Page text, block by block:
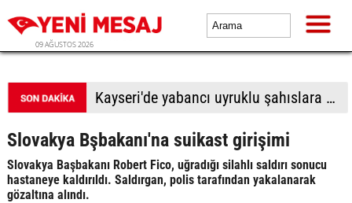
09 AĞUSTOS 2026
Kayseri'de yabancı uyruklu şahıslara biber gazı sıkıp bıçakladılar: 1 ölü, 1 yaralı
Slovakya Bşbakanı'na suikast girişimi
Slovakya Başbakanı Robert Fico, uğradığı silahlı saldırı sonucu
hastaneye kaldırıldı. Saldırgan, polis tarafından yakalanarak
gözaltına alındı.